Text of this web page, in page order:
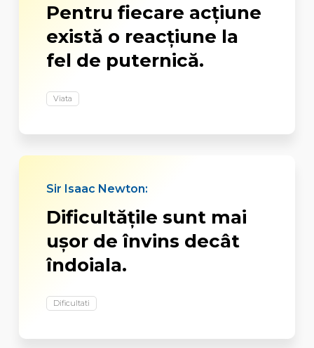
Pentru fiecare acţiune
există o reacţiune la
fel de puternică.
Viata
Sir Isaac Newton:
Dificultăţile sunt mai
uşor de învins decât
îndoiala.
Dificultati